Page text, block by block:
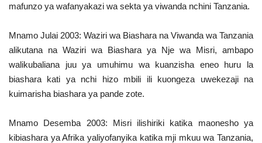
mafunzo ya wafanyakazi wa sekta ya viwanda nchini Tanzania.
Mnamo Julai 2003: Waziri wa Biashara na Viwanda wa Tanzania
alikutana na Waziri wa Biashara ya Nje wa Misri, ambapo
walikubaliana juu ya umuhimu wa kuanzisha eneo huru la
biashara kati ya nchi hizo mbili ili kuongeza uwekezaji na
kuimarisha biashara ya pande zote.
Mnamo Desemba 2003: Misri ilishiriki katika maonesho ya
kibiashara ya Afrika yaliyofanyika katika mji mkuu wa Tanzania,